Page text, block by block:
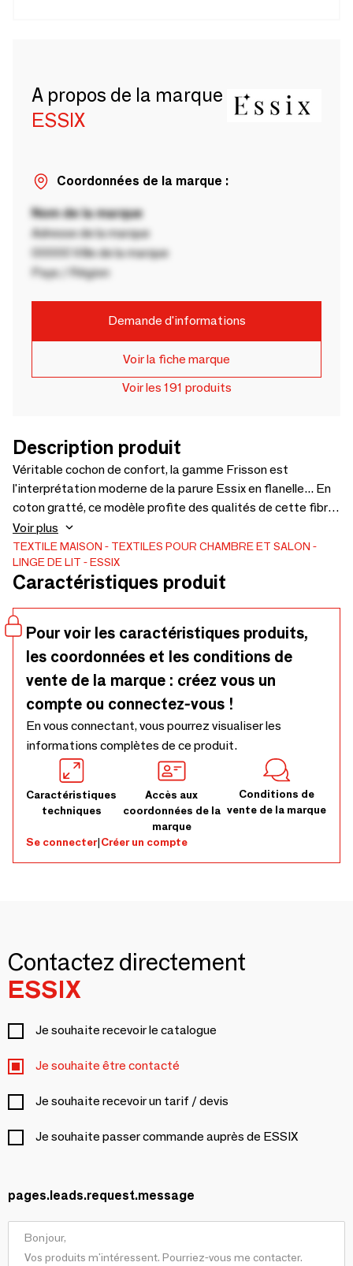
A propos de la marque
ESSIX
Coordonnées de la marque :
Nom de la marque
Adresse de la marque
00000 Ville de la marque
Pays / Région
Demande d'informations
Voir la fiche marque
Voir les 191 produits
Description produit
Véritable cochon de confort, la gamme Frisson est
l'interprétation moderne de la parure Essix en flanelle... En
coton gratté, ce modèle profite des qualités de cette fibre
naturelle : douceur et résistance. Par ailleurs très
chaleureuse, la matière est idéale pour s'emmitoufler lors
des nuits d'automne et d'hiver. Une véritable enveloppe de
bonheur qui offre une expérience sensorielle unique et
les draps avec une tasse de chocolat chaud, non ? Ici
disponible dans sa version Sésame.
Voir plus
TEXTILE MAISON
TEXTILES POUR CHAMBRE ET SALON
LINGE DE LIT
ESSIX
Caractéristiques produit
Pour voir les caractéristiques produits,
les coordonnées et les conditions de
vente de la marque : créez vous un
compte ou connectez-vous !
En vous connectant, vous pourrez visualiser les
informations complètes de ce produit.
Caractéristiques
techniques
Accès aux
coordonnées de la
marque
Conditions de
vente de la marque
Se connecter|Créer un compte
Contactez directement
ESSIX
Je souhaite recevoir le catalogue
Je souhaite être contacté
Je souhaite recevoir un tarif / devis
Je souhaite passer commande auprès de ESSIX
pages.leads.request.message